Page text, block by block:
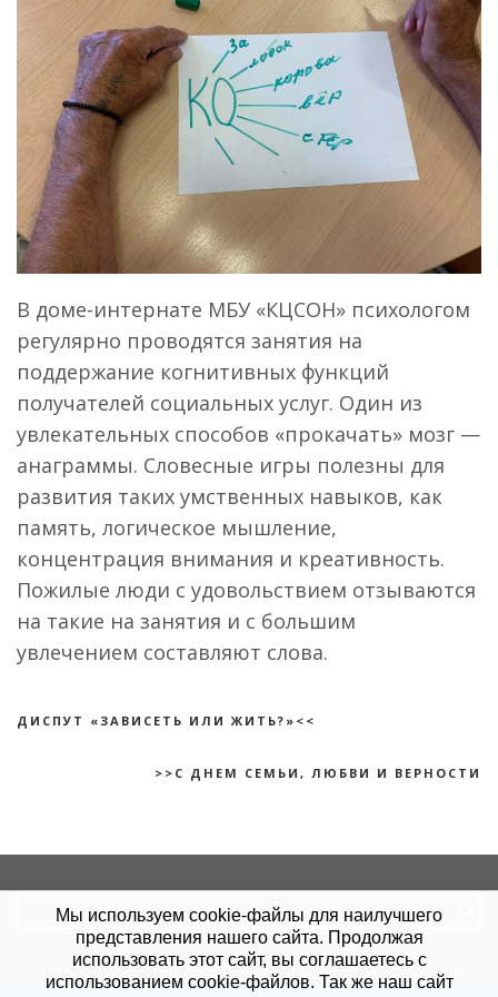
В доме-интернате МБУ «КЦСОН» психологом
регулярно проводятся занятия на
поддержание когнитивных функций
получателей социальных услуг. Один из
увлекательных способов «прокачать» мозг —
анаграммы. Словесные игры полезны для
развития таких умственных навыков, как
память, логическое мышление,
концентрация внимания и креативность.
Пожилые люди с удовольствием отзываются
на такие на занятия и с большим
увлечением составляют слова.
ДИСПУТ «ЗАВИСЕТЬ ИЛИ ЖИТЬ?»<<
>>С ДНЕМ СЕМЬИ, ЛЮБВИ И ВЕРНОСТИ
Search
for:
Мы используем cookie-файлы для наилучшего
представления нашего сайта. Продолжая
использовать этот сайт, вы соглашаетесь с
использованием cookie-файлов. Так же наш сайт